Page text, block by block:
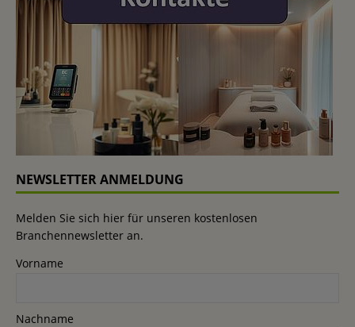
NEWSLETTER ANMELDUNG
Melden Sie sich hier für unseren kostenlosen
Branchennewsletter an.
Vorname
Nachname